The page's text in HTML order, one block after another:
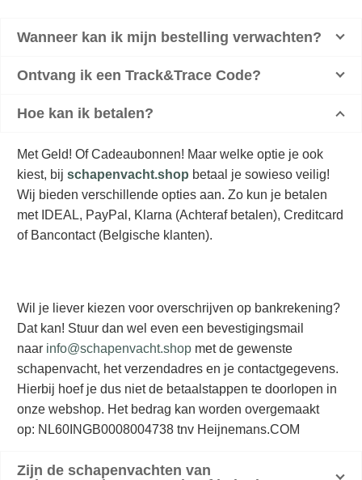
Wanneer kan ik mijn bestelling verwachten?
Ontvang ik een Track&Trace Code?
Hoe kan ik betalen?
Met Geld! Of Cadeaubonnen! Maar welke optie je ook
kiest, bij schapenvacht.shop betaal je sowieso veilig!
Wij bieden verschillende opties aan. Zo kun je betalen
met IDEAL, PayPal, Klarna (Achteraf betalen), Creditcard
of Bancontact (Belgische klanten).
Wil je liever kiezen voor overschrijven op bankrekening?
Dat kan! Stuur dan wel even een bevestigingsmail
naar info@schapenvacht.shop met de gewenste
schapenvacht, het verzendadres en je contactgegevens.
Hierbij hoef je dus niet de betaalstappen te doorlopen in
onze webshop. Het bedrag kan worden overgemaakt
op: NL60INGB0008004738 tnv Heijnemans.COM
Zijn de schapenvachten van